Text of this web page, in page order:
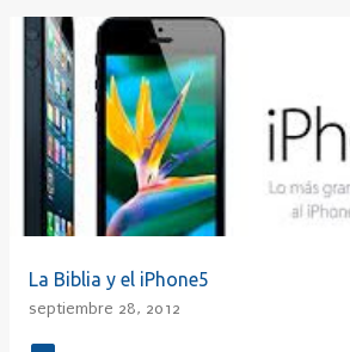
La Biblia y el iPhone5
septiembre 28, 2012